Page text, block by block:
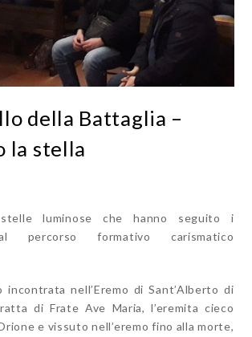
della Battaglia –
la stella
luminose che hanno seguito i
percorso formativo carismatico
incontrata nell’Eremo di Sant’Alberto di
di Frate Ave Maria, l’eremita cieco
e vissuto nell’eremo fino alla morte,